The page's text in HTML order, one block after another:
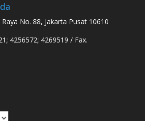
Raya No. 88, Jakarta Pusat 10610
4256572; 4269519 / Fax.